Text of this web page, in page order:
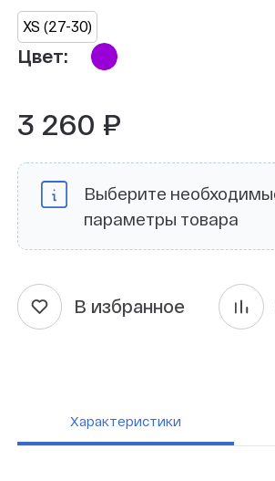
XS (27-30)
Цвет:
3 260 ₽
Выберите
параметры товара
В избранное
Характеристики